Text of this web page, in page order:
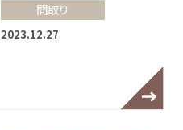
間取り
2023.12.27